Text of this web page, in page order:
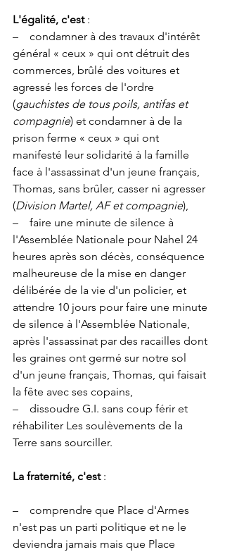
L'égalité, c'est :
–    condamner à des travaux d'intérêt
général « ceux » qui ont détruit des
commerces, brûlé des voitures et
agressé les forces de l'ordre
(gauchistes de tous poils, antifas et
compagnie) et condamner à de la
prison ferme « ceux » qui ont
manifesté leur solidarité à la famille
face à l'assassinat d'un jeune français,
Thomas, sans brûler, casser ni agresser
(Division Martel, AF et compagnie),
–    faire une minute de silence à
l'Assemblée Nationale pour Nahel 24
heures après son décès, conséquence
malheureuse de la mise en danger
délibérée de la vie d'un policier, et
attendre 10 jours pour faire une minute
de silence à l'Assemblée Nationale,
après l'assassinat par des racailles dont
les graines ont germé sur notre sol
d'un jeune français, Thomas, qui faisait
la fête avec ses copains,
–    dissoudre G.I. sans coup férir et
réhabiliter Les soulèvements de la
Terre sans sourciller.
La fraternité, c'est :
–    comprendre que Place d'Armes
n'est pas un parti politique et ne le
deviendra jamais mais que Place